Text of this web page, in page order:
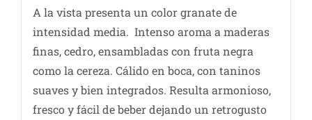
A la vista presenta un color granate de
intensidad media. Intenso aroma a maderas
finas, cedro, ensambladas con fruta negra
como la cereza. Cálido en boca, con taninos
suaves y bien integrados. Resulta armonioso,
fresco y fácil de beber dejando un retrogusto